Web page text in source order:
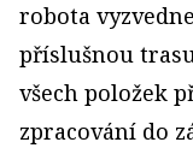
robota
příslušnou
všech položek
zpracování do